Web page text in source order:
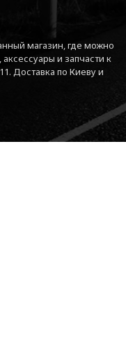
магазин, где можно
и запчасти к
Доставка по Киеву и